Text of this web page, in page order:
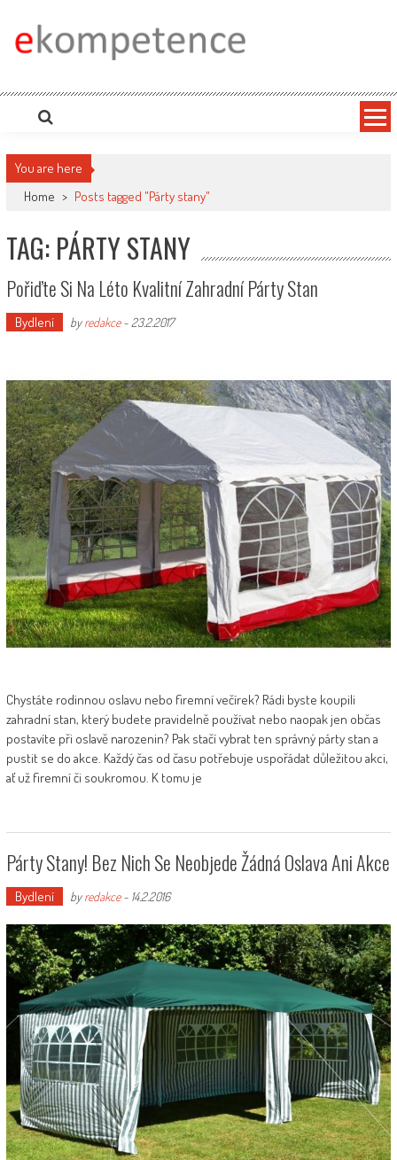
content
Ekompetence
portálech. Press Media. Kde vydat Tiskovou zprávu? Na portále eKompetence
You are here
Home > Posts tagged "Párty stany"
TAG: PÁRTY STANY
Pořiďte Si Na Léto Kvalitní Zahradní Párty Stan
Bydlení byredakce- 23.2.2017
Chystáte rodinnou oslavu nebo firemní večírek? Rádi byste koupili
zahradní stan, který budete pravidelně používat nebo naopak jen občas
postavíte při oslavě narozenin? Pak stačí vybrat ten správný párty stan a
pustit se do akce. Každý čas od času potřebuje uspořádat důležitou akci,
ať už firemní či soukromou. K tomu je
Párty Stany! Bez Nich Se Neobjede Žádná Oslava Ani Akce
Bydlení byredakce- 14.2.2016